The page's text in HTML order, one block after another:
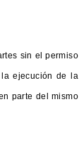
sin el permiso
ejecución de la
parte del mismo